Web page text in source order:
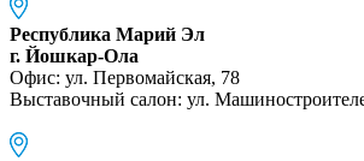
Республика Марий Эл
г. Йошкар-Ола
Офис: ул. Первомайская, 78
Выставочный салон: ул.